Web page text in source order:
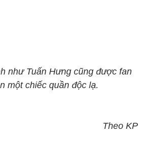
như Tuấn Hưng cũng được fan
một chiếc quần độc lạ.
Theo KP